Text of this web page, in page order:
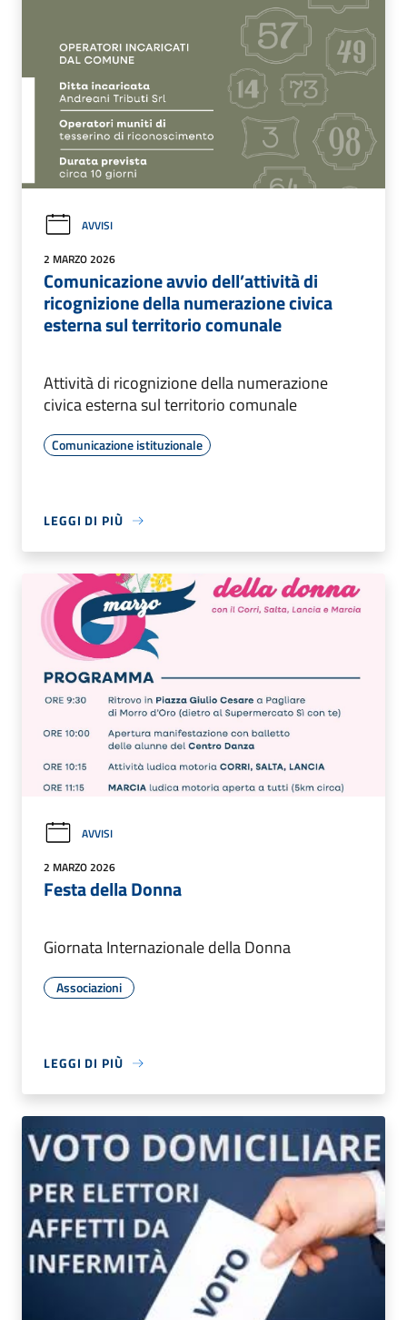
AVVISI
2 MARZO 2026
Comunicazione avvio dell’attività di
ricognizione della numerazione civica
esterna sul territorio comunale
Attività di ricognizione della numerazione
civica esterna sul territorio comunale
Comunicazione istituzionale
LEGGI DI PIÙ
AVVISI
2 MARZO 2026
Festa della Donna
Giornata Internazionale della Donna
Associazioni
LEGGI DI PIÙ